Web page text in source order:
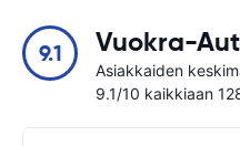
9.1 Vuokra-
Asiakkaiden
9.1/10 kaikkiaan